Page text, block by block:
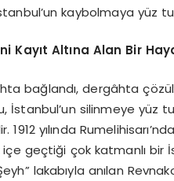
kaybolmaya yüz
Kayıt Altına Alan Bir
bağlandı, dergâhta
İstanbul’un silinmeye yüz
1912 yılında
içe geçtiği çok katmanlı
Şeyh” lakabıyla anılan